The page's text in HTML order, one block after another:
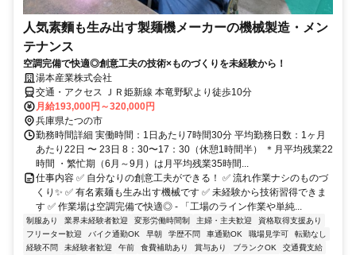
人気素麵も生み出す製麺機メーカーの機械製造・メン
テナンス
空調完備で快適◎創意工夫の技術×ものづくりを未経験から！
湯本産業株式会社
交通・アクセス ＪＲ姫新線 本竜野駅より徒歩10分
月給193,000円～320,000円
兵庫県たつの市
勤務時間詳細 実働時間：1日あたり7時間30分 平均勤務日数：1ヶ月
あたり22日 〜 23日 8：30〜17：30（休憩1時間半） ＊月平均残業22
時間 ・繁忙期（6月～9月）は月平均残業35時間...
仕事内容 ✅ 自分なりの創意工夫ができる！ ✅ 流れ作業ナシのものづ
くり✨ ✅ 有名素麺も生み出す機械です ✅ 未経験から技術習得できま
す ✅ 作業場は空調完備で快適◎ - 「工場のライン作業や単純...
制服あり 業界未経験者歓迎 変形労働時間制 主婦・主夫歓迎
資格取得支援あり
フリーター歓迎
バイク通勤OK 早朝 学歴不問 車通勤OK 職場見学可
転勤なし
経験不問
未経験者歓迎 午前 食費補助あり 賞与あり ブランクOK
交通費支給